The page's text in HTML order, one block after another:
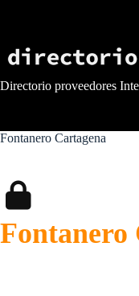
Directorio proveedores
Fontanero Cartagena
Fontanero